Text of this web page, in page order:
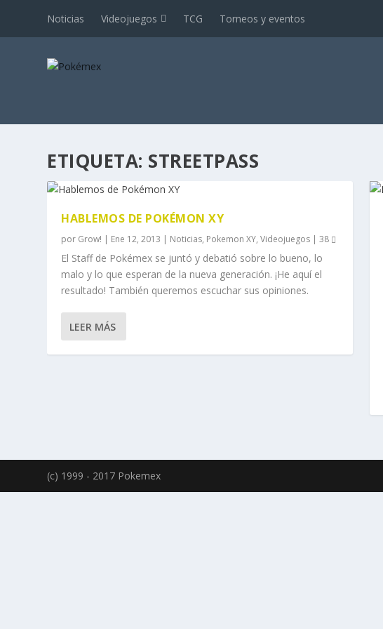
Noticias Videojuegos TCG Torneos y eventos
ETIQUETA: STREETPASS
HABLEMOS DE POKÉMON XY
por Grow! | Ene 12, 2013 | Noticias, Pokemon XY,Videojuegos |38
El Staff de Pokémex se juntó y debatió sobre lo bueno, lo
malo y lo que esperan de la nueva generación. ¡He aquí el
resultado! También queremos escuchar sus opiniones.
LEER MÁS
(c) 1999 - 2017 Pokemex